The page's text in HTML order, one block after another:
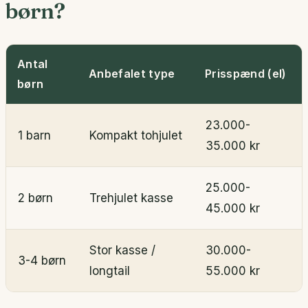
børn?
Antal
børn
Anbefalet type Prisspænd (el)
1 barn Kompakt tohjulet
23.000-
35.000 kr
2 børn Trehjulet kasse
25.000-
45.000 kr
3-4 børn
Stor kasse /
longtail
30.000-
55.000 kr